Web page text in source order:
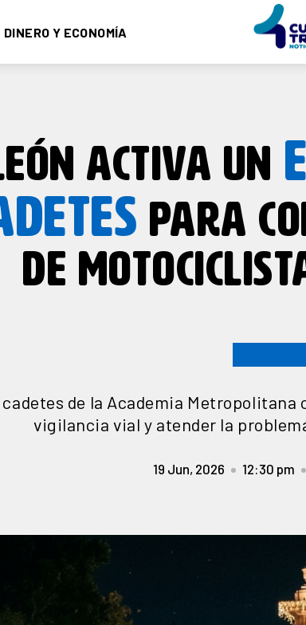
DINERO Y ECONOMÍA
ACTIVA UN
PARA
DE
cadetes de la Academia
vigilancia vial y atender la
19 Jun, 2026 12:30 pm